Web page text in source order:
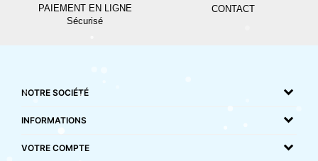
PAIEMENT EN LIGNE
Sécurisé
CONTACT
NOTRE SOCIÉTÉ
INFORMATIONS
VOTRE COMPTE